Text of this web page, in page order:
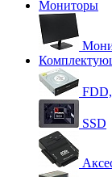
Мониторы
SSD